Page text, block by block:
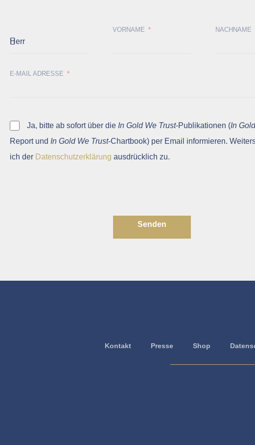
VORNAME NACHNAME
E-MAIL ADRESSE
Ja, bitte ab sofort über die In Gold We Trust-Publikationen (In
Report und In Gold We Trust-Chartbook) per Email informieren.
ich der Datenschutzerklärung ausdrücklich zu.
Senden
Kontakt Presse Shop